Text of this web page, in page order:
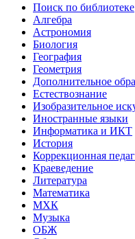
Поиск по библиотеке
Алгебра
Астрономия
Биология
География
Геометрия
Дополнительное
Естествознание
Изобразительное
Иностранные языки
Информатика и ИКТ
История
Коррекционная
Краеведение
Литература
Математика
МХК
Музыка
ОБЖ